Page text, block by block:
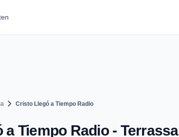
chevron_right Cristo Llegó a Tiempo Radio
a Tiempo Radio - Terrassa